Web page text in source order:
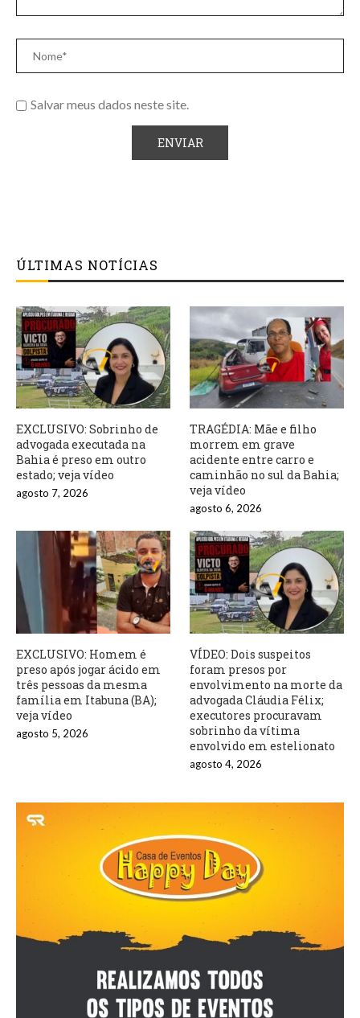
Salvar meus dados neste site.
ÚLTIMAS NOTÍCIAS
EXCLUSIVO: Sobrinho de
advogada executada na
Bahia é preso em outro
estado; veja vídeo
agosto 7, 2026
TRAGÉDIA: Mãe e filho
morrem em grave
acidente entre carro e
caminhão no sul da Bahia;
veja vídeo
agosto 6, 2026
EXCLUSIVO: Homem é
preso após jogar ácido em
três pessoas da mesma
família em Itabuna (BA);
veja vídeo
agosto 5, 2026
VÍDEO: Dois suspeitos
foram presos por
envolvimento na morte da
advogada Cláudia Félix;
executores procuravam
sobrinho da vítima
envolvido em estelionato
agosto 4, 2026